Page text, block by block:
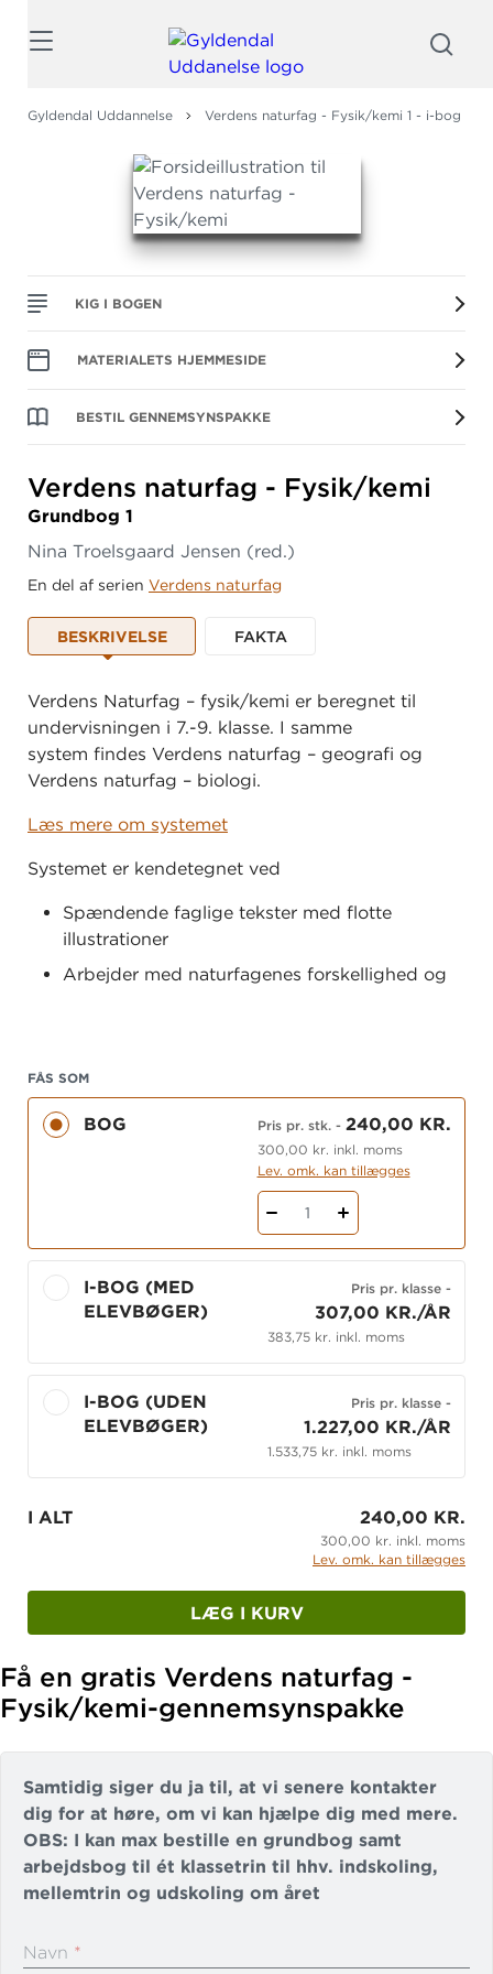
Gyldendal Uddannelse Verdens naturfag - Fysik/kemi 1 - i-bog
KIG I BOGEN
MATERIALETS HJEMMESIDE
BESTIL GENNEMSYNSPAKKE
Verdens naturfag - Fysik/kemi
Grundbog 1
Nina Troelsgaard Jensen (red.)
En del af serien Verdens naturfag
BESKRIVELSE FAKTA
Verdens Naturfag – fysik/kemi er beregnet til
undervisningen i 7.-9. klasse. I samme
system findes Verdens naturfag – geografi og
Verdens naturfag – biologi.
Læs mere om systemet
Systemet er kendetegnet ved
Spændende faglige tekster med flotte
illustrationer
Arbejder med naturfagenes forskellighed og
Masser af elevaktiviteter
Verdens naturfag - fysik/kemi handler om dig
Det handler om at styrke din viden, dine
færdigheder og dine kompetencer. Derfor skal du
bl.a. lære om, hvordan de tre naturfag biologi,
geografi og fysik/kemi hænger sammen.
Du skal også lære at undersøge naturfaglige
fænomener og få svar. Det kan du gøre ved at
udføre forskellige undersøgelser, anvende og
vurdere modeller samt forklare og kommunikere
om sammenhænge mellem naturfagene og din
omverden.
I denne bog kan du læse om:
Atomer og molekyler
Lyd og bølger
Energi og bevægelse
Fødevarer
Mad og miljø
Verdens naturfag - fysik/kemi består af:
Tre grundbøger
FÅS SOM
BOG Pris pr. stk.- 240,00 KR.
300,00 kr. inkl. moms
Lev. omk. kan tillægges
1
I-BOG (MED
ELEVBØGER)
Pris pr. klasse-
307,00 KR./ÅR
383,75 kr. inkl. moms
I-BOG (UDEN
ELEVBØGER)
Pris pr. klasse-
1.227,00 KR./ÅR
1.533,75 kr. inkl. moms
I ALT 240,00 KR.
300,00 kr. inkl. moms
Lev. omk. kan tillægges
LÆG I KURV
Få en gratis Verdens naturfag -
Fysik/kemi-gennemsynspakke
Samtidig siger du ja til, at vi senere kontakter
dig for at høre, om vi kan hjælpe dig med mere.
OBS: I kan max bestille en grundbog samt
arbejdsbog til ét klassetrin til hhv. indskoling,
mellemtrin og udskoling om året
Navn *